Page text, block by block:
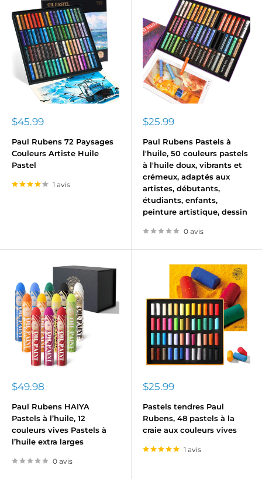
Prix
$45.99
Paul Rubens 72 Paysages
Couleurs Artiste Huile
Pastel
1 avis
Prix
$25.99
Paul Rubens Pastels à
l'huile, 50 couleurs pastels
à l'huile doux, vibrants et
crémeux, adaptés aux
artistes, débutants,
étudiants, enfants,
peinture artistique, dessin
0 avis
Prix
$49.98
Paul Rubens HAIYA
Pastels à l’huile, 12
couleurs vives Pastels à
l’huile extra larges
0 avis
Prix
$25.99
Pastels tendres Paul
Rubens, 48 pastels à la
craie aux couleurs vives
1 avis